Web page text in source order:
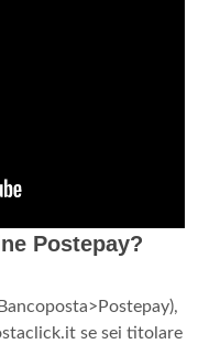
Postepay?
se sei titolare